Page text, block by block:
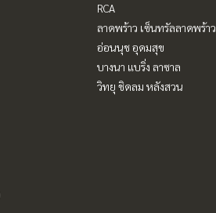
RCA
ลาดพร้าว เซ็นทรัลลาดพร้าว
อ่อนนุช อุดมสุข
บางนา แบริ่ง ลาซาล
วิทยุ ชิดลม หลังสวน